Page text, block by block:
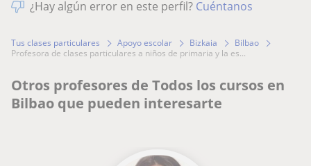
¿Hay algún error en este perfil? Cuéntanos
Tus clases particulares Apoyo escolar Bizkaia
Bilbao
profesora de clases particulares a niños de primaria y la es...
Otros profesores de Todos los cursos en
Bilbao que pueden interesarte